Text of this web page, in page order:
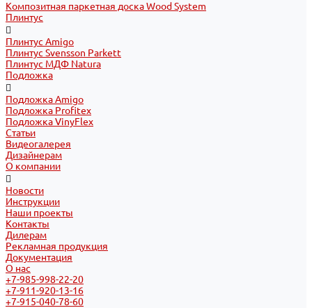
Композитная паркетная доска Wood System
Плинтус
Плинтус Amigo
Плинтус Svensson Parkett
Плинтус МДФ Natura
Подложка
Подложка Amigo
Подложка Profitex
Подложка VinyFlex
Статьи
Видеогалерея
Дизайнерам
О компании
Новости
Инструкции
Наши проекты
Контакты
Дилерам
Рекламная продукция
Документация
О нас
+7-985-998-22-20
+7-911-920-13-16
+7-915-040-78-60